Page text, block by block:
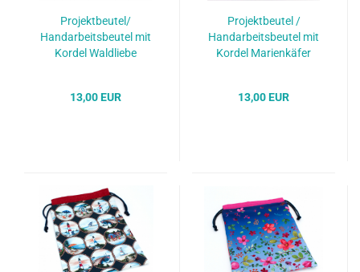
Projektbeutel/
Handarbeitsbeutel mit
Kordel Waldliebe
13,00 EUR
Projektbeutel /
Handarbeitsbeutel mit
Kordel Marienkäfer
13,00 EUR